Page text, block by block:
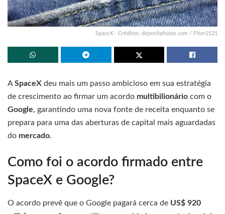
SpaceX - Créditos: depositphotos.com / Piter2121
ASpaceX deu mais um passo ambicioso em sua estratégia
de crescimento ao firmar um acordo multibilionário com o
Google, garantindo uma nova fonte de receita enquanto se
prepara para uma das aberturas de capital mais aguardadas
do mercado.
Como foi o acordo firmado entre
SpaceX e Google?
O acordo prevê que o Google pagará cerca de US$ 920